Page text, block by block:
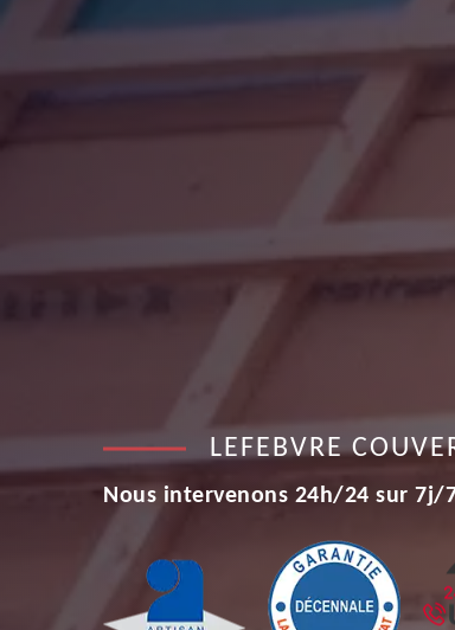
LEFEBVRE
Nous intervenons 24h/24 sur 7j/